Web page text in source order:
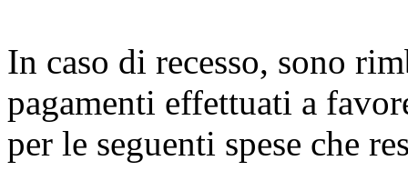
In caso di recesso, sono
pagamenti effettuati a
per le seguenti spese che